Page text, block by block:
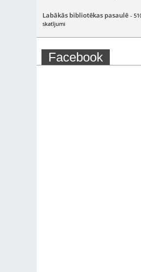
Labākās bibliotēkas pasaulē -
skatījumi
Facebook